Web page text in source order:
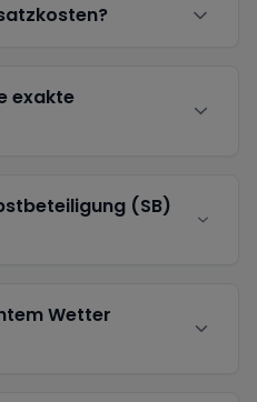
exakte
(SB)
Wetter